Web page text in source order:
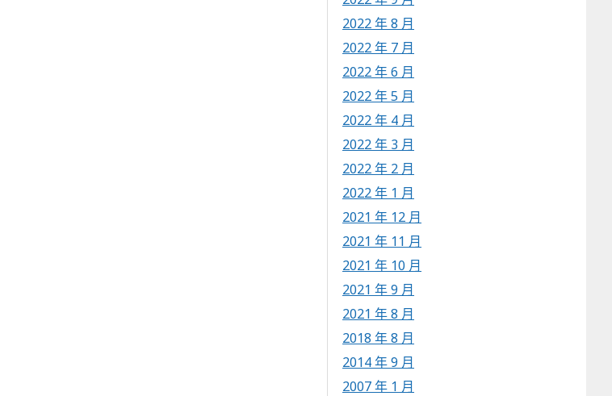
2022 年 8 月
2022 年 7 月
2022 年 6 月
2022 年 5 月
2022 年 4 月
2022 年 3 月
2022 年 2 月
2022 年 1 月
2021 年 12 月
2021 年 11 月
2021 年 10 月
2021 年 9 月
2021 年 8 月
2018 年 8 月
2014 年 9 月
2007 年 1 月